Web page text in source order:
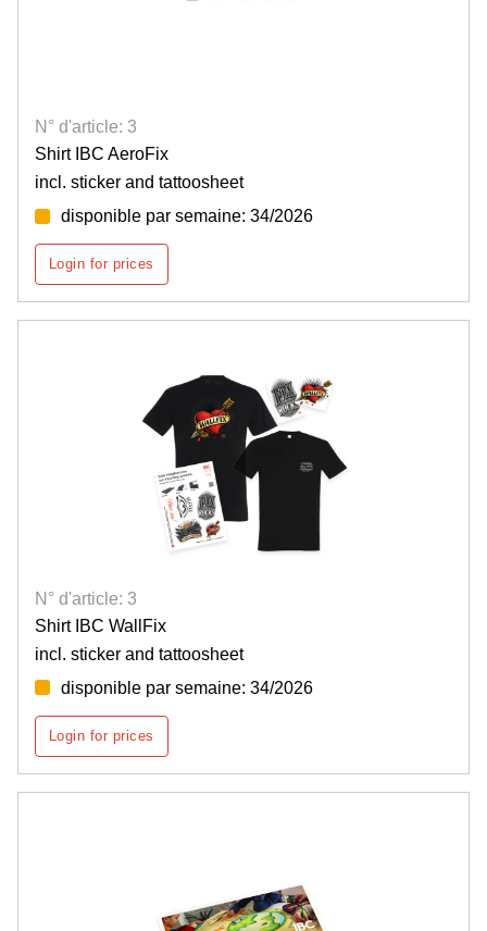
N° d'article: 3
Shirt IBC AeroFix
incl. sticker and tattoosheet
disponible par semaine: 34/2026
Login for prices
N° d'article: 3
Shirt IBC WallFix
incl. sticker and tattoosheet
disponible par semaine: 34/2026
Login for prices